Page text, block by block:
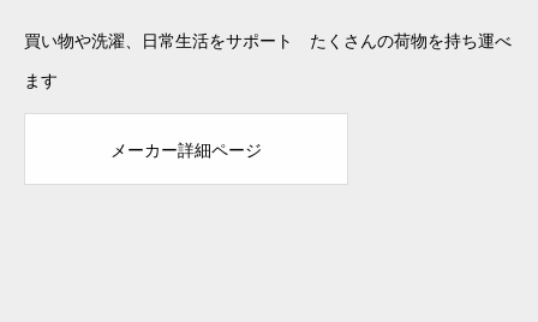
買い物や洗濯、日常生活をサポート たくさんの荷物を持ち運べ
ます
メーカー詳細ページ